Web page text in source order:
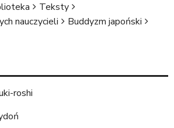
Teksty
nauczycieli
Buddyzm japoński
roshi